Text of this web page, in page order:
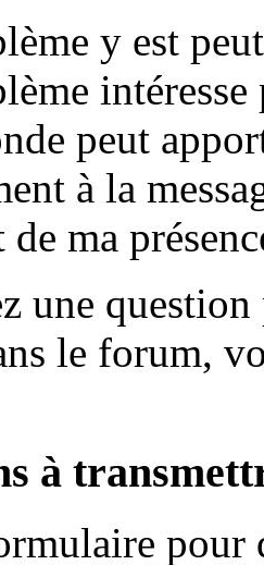
y est
intéresse
peut
à la
de ma
une
le forum,
à
pour